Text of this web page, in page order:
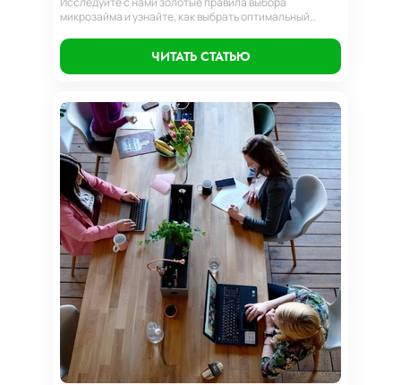
микрозайма и узнайте, как выбрать оптимальный
обеспечить свою финансовую безопасность. Ваш
компас в мире микрокредитов!
ЧИТАТЬ СТАТЬЮ